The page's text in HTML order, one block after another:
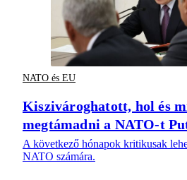
NATO és EU
Kiszivároghatott, hol és
megtámadni a NATO-t
A következő hónapok kritikusak
NATO számára.